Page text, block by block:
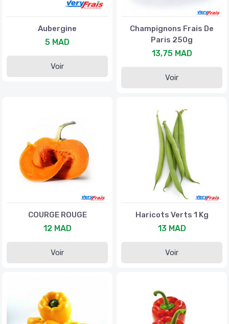
Aubergine
5 MAD
Voir
Champignons Frais De
Paris 250g
13,75 MAD
Voir
COURGE ROUGE
12 MAD
Voir
Haricots Verts 1 Kg
13 MAD
Voir